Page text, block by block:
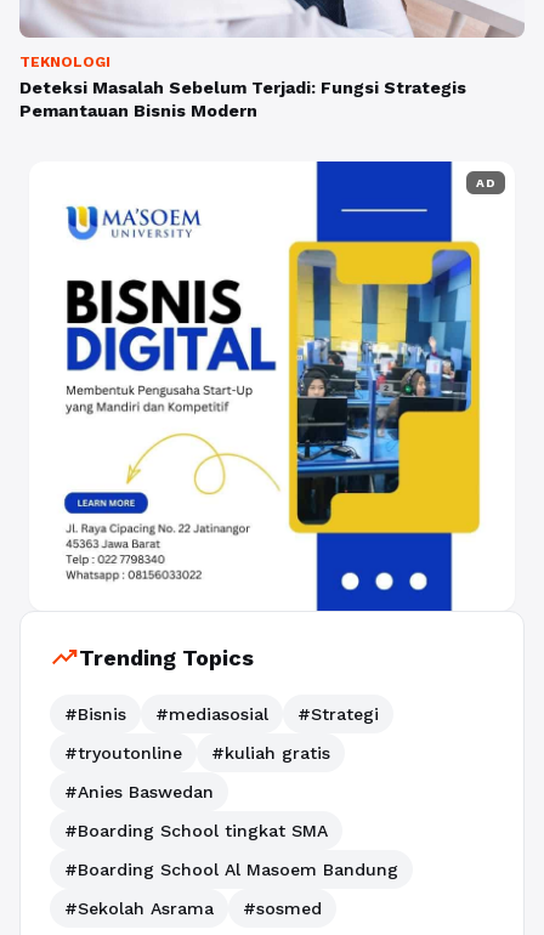
TEKNOLOGI
Deteksi Masalah Sebelum Terjadi: Fungsi Strategis
Pemantauan Bisnis Modern
AD
trending_upTrending Topics
#Bisnis #mediasosial
#Strategi
#tryoutonline
#kuliah gratis
#Anies Baswedan
#Boarding School tingkat SMA
#Boarding School Al Masoem Bandung
#Sekolah Asrama
#sosmed